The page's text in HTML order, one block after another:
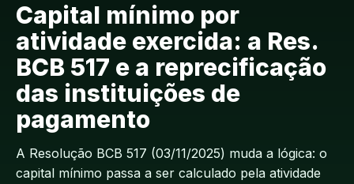
Capital mínimo por
atividade exercida: a Res.
BCB 517 e a reprecificação
das instituições de
pagamento
A Resolução BCB 517 (03/11/2025) muda a lógica: o
capital mínimo passa a ser calculado pela atividade